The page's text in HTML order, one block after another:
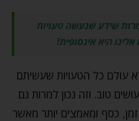
שידע שנעשה טעויות
היא אינסופית!
עולם כל הטעויות שעשיתם
טוב. וזה נכון למרות גם
כסף ומאמצים יותר מאשר